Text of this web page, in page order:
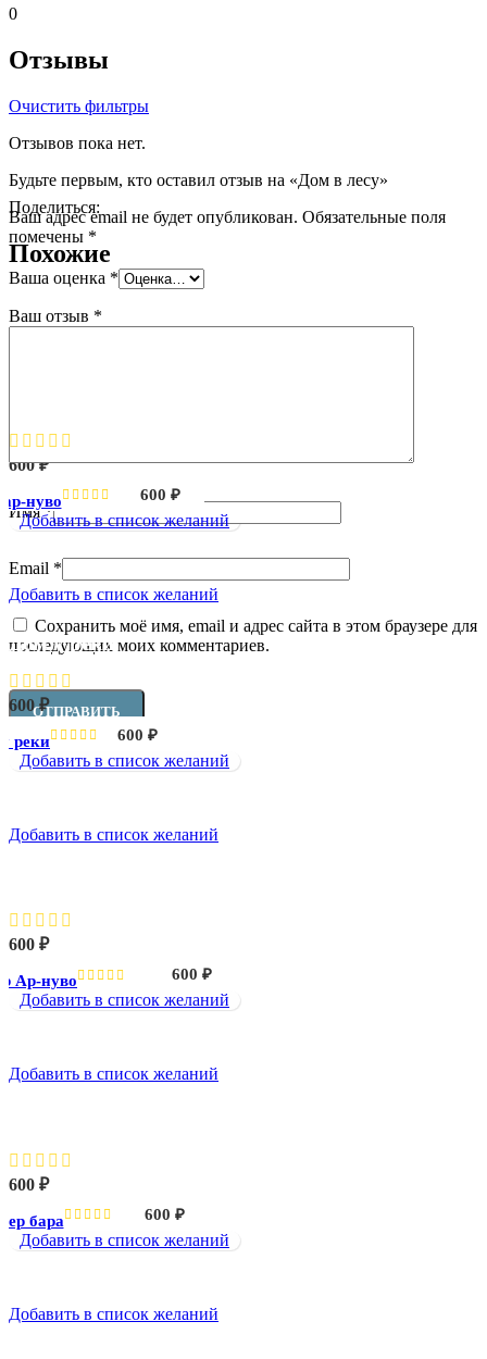
0
Отзывы
Очистить фильтры
Отзывов пока нет.
Будьте первым, кто оставил отзыв на «Дом в лесу»
Ваш адрес email не будет опубликован. Обязательные поля
помечены *
Ваша оценка *
Ваш отзыв *
Имя*
Email *
Сохранить моё имя, email и адрес сайта в этом браузере для
последующих моих комментариев.
Поделиться:
Похожие
600₽
нуво 600 ₽
Добавить в список желаний
Добавить в список желаний
Дом у реки
600₽
реки 600 ₽
Добавить в список желаний
Добавить в список желаний
600 ₽
Ар-нуво 600 ₽
Добавить в список желаний
Добавить в список желаний
600 ₽
бара 600 ₽
Добавить в список желаний
Добавить в список желаний